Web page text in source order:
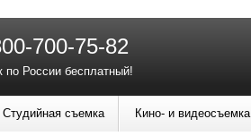
700-75-82
по России бесплатный!
Студийная съемка Кино- и видеосъемка